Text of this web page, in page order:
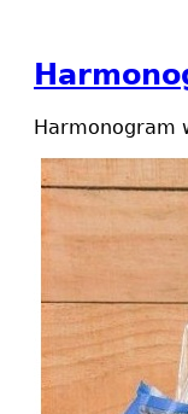
Harmonogram